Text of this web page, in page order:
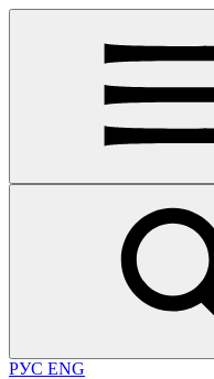
РУС ENG